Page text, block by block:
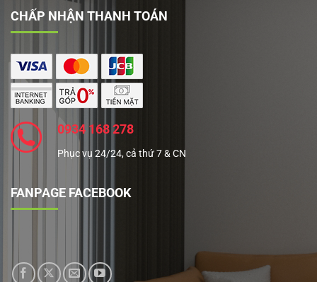
CHẤP NHẬN THANH TOÁN
0934 168 278
Phục vụ 24/24, cả thứ 7 & CN
FANPAGE FACEBOOK